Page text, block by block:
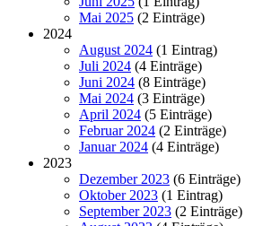
Mai 2025 (2 Einträge)
2024
August 2024 (1 Eintrag)
Juli 2024 (4 Einträge)
Juni 2024 (8 Einträge)
Mai 2024 (3 Einträge)
April 2024 (5 Einträge)
Februar 2024 (2 Einträge)
Januar 2024 (4 Einträge)
2023
Dezember 2023 (6 Einträge)
Oktober 2023 (1 Eintrag)
September 2023 (2 Einträge)